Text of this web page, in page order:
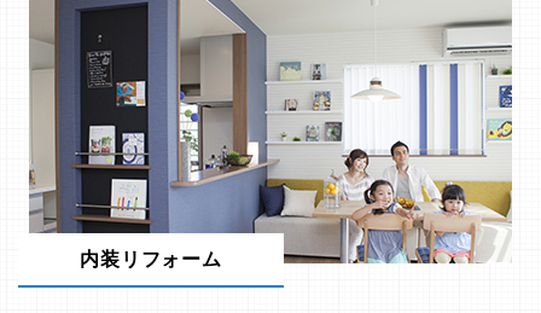
内装リフォーム